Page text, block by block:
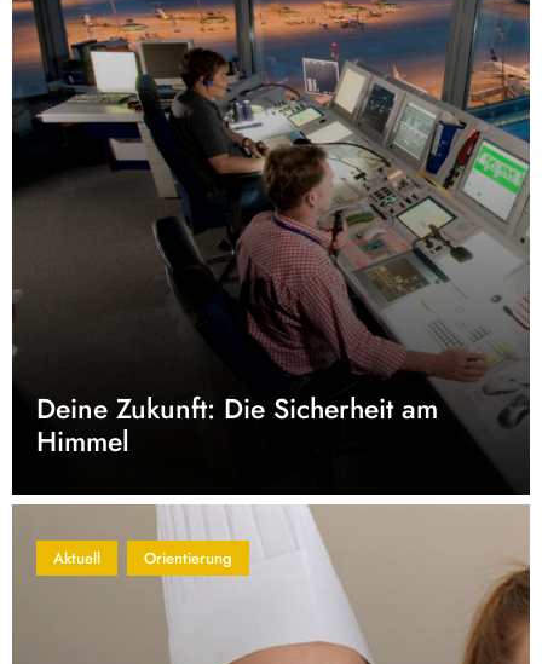
Deine Zukunft: Die Sicherheit am
Himmel
Aktuell Orientierung